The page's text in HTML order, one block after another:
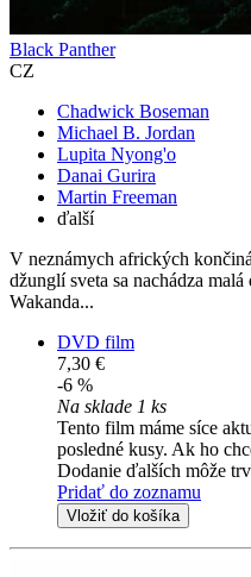
Black Panther
CZ
Chadwick Boseman
Michael B. Jordan
Lupita Nyong'o
Danai Gurira
Martin Freeman
ďalší
V neznámych afrických
džunglí sveta sa nachádza
Wakanda...
DVD film
7,30 €
-6 %
Na sklade 1 ks
Tento film máme síce
posledné kusy. Ak ho
Dodanie ďalších môže
Pridať do zoznamu
Vložiť do košíka